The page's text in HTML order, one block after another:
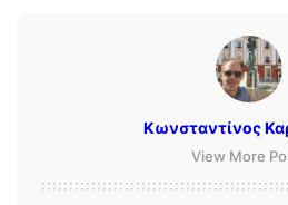
Κωνσταντίνος
View More